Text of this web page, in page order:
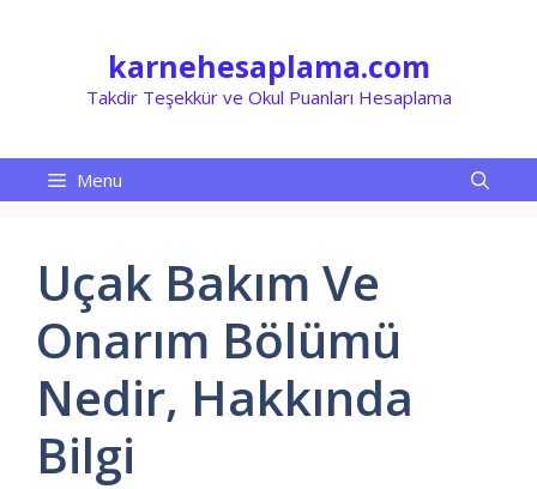
karnehesaplama.com
Takdir Teşekkür ve Okul Puanları Hesaplama
Menu
Uçak Bakım Ve
Onarım Bölümü
Nedir, Hakkında
Bilgi